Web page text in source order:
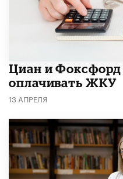
Циан и Фоксфорд
оплачивать ЖКУ
13 АПРЕЛЯ